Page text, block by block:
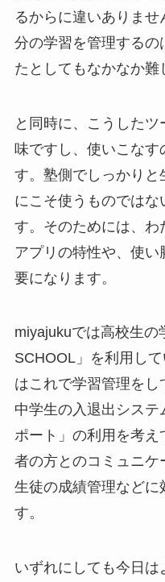
るからに違いありま
分の学習を管理するの
たとしてもなかなか難
と同時に、こうした
味ですし、使いこな
す。塾側でしっかり
にこそ使うものではな
す。そのためには、わ
アプリの特性や、使
要になります。
miyajukuでは高校生の
SCHOOL」を利用し
はこれで学習管理を
中学生の入退出シス
ポート」の利用を考
者の方とのコミュニケ
生徒の成績管理など
す。
いずれにしても今日は